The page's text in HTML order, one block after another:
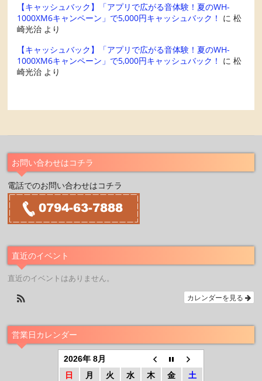
【キャッシュバック】「アプリで広がる音体験！夏のWH-
1000XM6キャンペーン」で5,000円キャッシュバック！ に松
崎光治 より
【キャッシュバック】「アプリで広がる音体験！夏のWH-
1000XM6キャンペーン」で5,000円キャッシュバック！ に松
崎光治 より
お問い合わせはコチラ
電話でのお問い合わせはコチラ
直近のイベント
直近のイベントはありません。
カレンダーを見る
営業日カレンダー
2026年 8月
日
月 火 水 木 金
土